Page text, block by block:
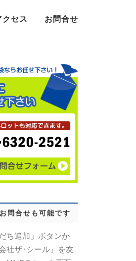
クセス お問合せ
問合せも可能です
ち追加」ボタンか
社ザ･シール』を友